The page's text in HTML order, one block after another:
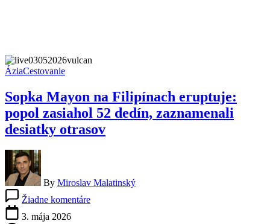
ÁziaCestovanie
Sopka Mayon na Filipínach eruptuje:
popol zasiahol 52 dedín, zaznamenali
desiatky otrasov
By Miroslav Malatinský
Žiadne komentáreSopka
3. mája 2026